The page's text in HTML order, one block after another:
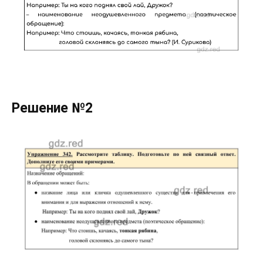
Решение №2